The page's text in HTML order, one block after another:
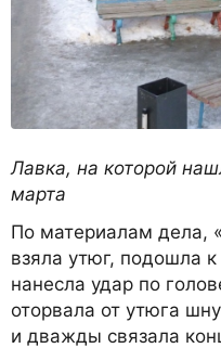
Лавка, на которой
марта
По материалам дела,
взяла утюг, подошла
нанесла удар по
оторвала от утюга
и дважды связала